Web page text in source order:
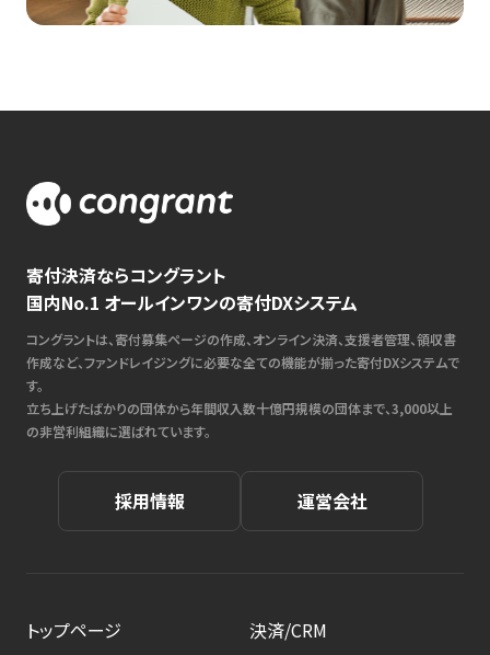
寄付決済ならコングラント
国内No.1 オールインワンの寄付DXシステム
コングラントは、寄付募集ページの作成、オンライン決済、支援者管理、領収書
作成など、ファンドレイジングに必要な全ての機能が揃った寄付DXシステムで
す。
立ち上げたばかりの団体から年間収入数十億円規模の団体まで、3,000以上
の非営利組織に選ばれています。
採用情報 運営会社
トップページ
決済/CRM